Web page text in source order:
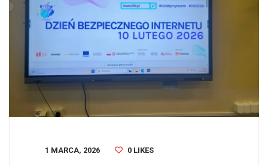
1 MARCA, 2026 0 LIKES